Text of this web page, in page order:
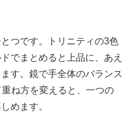
つです。トリニティの3色
でまとめると上品に、あえ
す。鏡で手全体のバランス
ね方を変えると、一つの
めます。